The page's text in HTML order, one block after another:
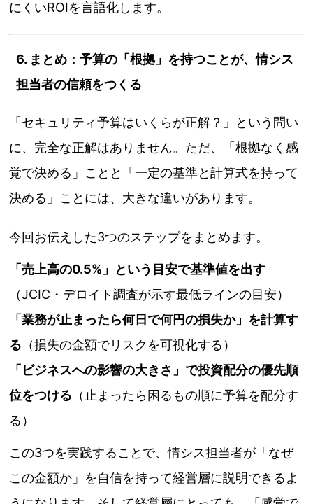
にくいROIを言語化します。
6. まとめ：予算の「根拠」を持つことが、情シス
担当者の信頼をつくる
「セキュリティ予算はいくらが正解？」という問い
に、完全な正解はありません。ただ、「根拠なく感
覚で決める」ことと「一定の基準と計算式を持って
決める」ことには、大きな違いがあります。
今回お伝えした3つのステップをまとめます。
「売上高の0.5%」という目安で基準値を出す
（JCIC・デロイト調査が示す最低ラインの目安）
「業務が止まったら何日で何円の損失か」を計算す
る （損失の金額でリスクを可視化する）
「ビジネスへの影響の大きさ」で投資配分の優先順
位をつける （止まったら困るもの順に予算を配分す
る）
この3つを実践することで、情シス担当者が「なぜ
この金額か」を自信を持って経営層に説明できるよ